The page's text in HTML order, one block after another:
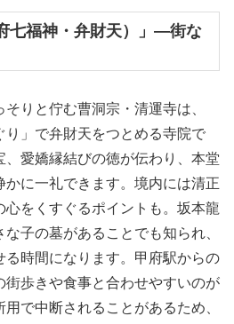
七福神・弁財天）」—街な
りと佇む曹洞宗・清運寺は、
り」で弁財天をつとめる寺院で
愛嬌縁結びの徳が伝わり、本堂
かに一礼できます。境内には清正
をくすぐるポイントも。坂本龍
子の墓があることでも知られ、
る時間になります。甲府駅からの
街歩きや食事と合わせやすいのが
で中断されることがあるため、